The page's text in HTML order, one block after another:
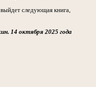
следующая книга,
14 октября 2025 года